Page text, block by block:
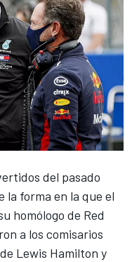
del pasado
la forma en la que el
homólogo de Red
a los comisarios
Lewis Hamilton y